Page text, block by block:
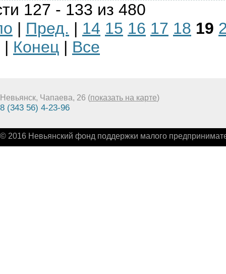
127 - 133 из 480
| Пред. | 14 15 16 17 18 19
| Конец | Все
Невьянск, Чапаева, 26 (показать на карте)
8 (343 56) 4-23-96
© 2016 Невьянский фонд поддержки малого